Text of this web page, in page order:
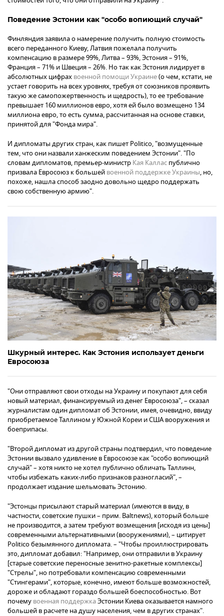
Поведение Эстонии как "особо вопиющий случай"
Финляндия заявила о намерение получить полную стоимость
всего переданного Киеву, Латвия пожелала получить
компенсацию в размере 99%, Литва – 93%, Эстония – 91%,
Франция – 71% и Швеция – 26%. Но так как Эстония лидирует в
абсолютных цифрах военной помощи Украине(о чем, кстати, не
устает говорить на всех уровнях, требуя от союзников проявить
такую же самопожертвенность и щедрость), то ее требование
превышает 160 миллионов евро, хотя ей было возмещено 134
миллиона евро, то есть сумма, рассчитанная на основе ставки,
принятой для "Фонда мира".
И дипломаты других стран, как пишет Politico, "возмущенные
тем, что они назвали ханжеским поведением Эстонии". "По
словам дипломатов, премьер-министр Кая Каллас публично
призвала Евросоюз к большей военной поддержке Украины, но,
похоже, нашла способ заодно довольно щедро поддержать
свою собственную армию".
Шкурный интерес. Как Эстония использует деньги
Евросоюза
"Они отправляют свои отходы на Украину и покупают для себя
новый материал, финансируемый из денег Евросоюза", – сказал
журналистам один дипломат об Эстонии, имея, очевидно, ввиду
приобретаемое Таллином у Южной Кореи и США вооружения и
боеприпасы.
"Второй дипломат из другой страны подтвердил, что поведение
Эстонии вызвало удивление в Евросоюзе как "особо вопиющий
случай" – хотя никто не хотел публично обличать Таллинн,
чтобы избежать каких-либо признаков разногласий", –
продолжает издание шельмовать Эстонию.
"Эстонцы присылают старый материал (имеются в виду, в
частности, советские пушки – прим. Baltnews), который больше
не производится, а затем требуют возмещения [исходя из цены]
современными альтернативными (вооружениями), – цитирует
Politico безымянного дипломата. – "Чтобы проиллюстрировать
это, дипломат добавил: "Например, они отправили в Украину
[старые советские переносные зенитно-ракетные комплексы]
"Стрелы", но потребовали компенсацию современными
"Стингерами", которые, конечно, имеют больше возможностей,
дороже и обладают гораздо большей боеспособностью. Вот
почему военная поддержкаЭстонии Киева оказывается намного
большей в расчете на душу населения, чем в других странах".